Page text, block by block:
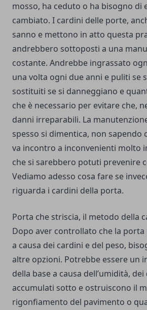
mosso, ha ceduto o ha bisogno di
cambiato. I cardini delle porte,
sanno e mettono in atto questa
andrebbero sottoposti a una
costante. Andrebbe ingrassato
una volta ogni due anni e puliti se
sostituiti se si danneggiano e
che è necessario per evitare che,
danni irreparabili. La
spesso si dimentica, non sapendo
va incontro a inconvenienti molto
che si sarebbero potuti prevenire
Vediamo adesso cosa fare se
riguarda i cardini della porta.
Porta che striscia, il metodo della
Dopo aver controllato che la
a causa dei cardini e del peso,
altre opzioni. Potrebbe essere un
della base a causa dell’umidità,
accumulati sotto e ostruiscono il
rigonfiamento del pavimento o